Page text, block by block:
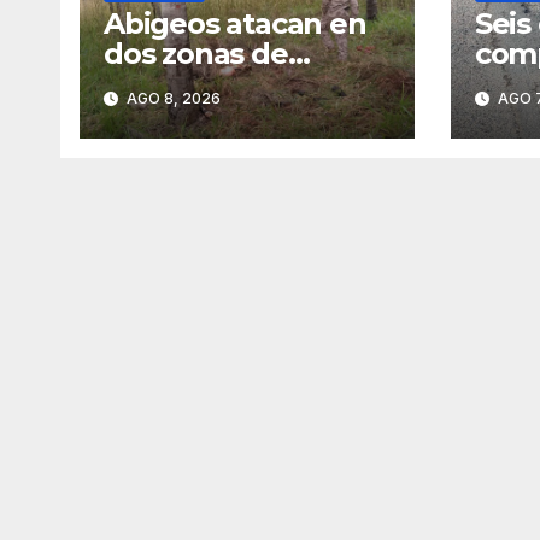
Abigeos atacan en
dos zonas de
Horqueta
AGO 8, 2026
enAGO